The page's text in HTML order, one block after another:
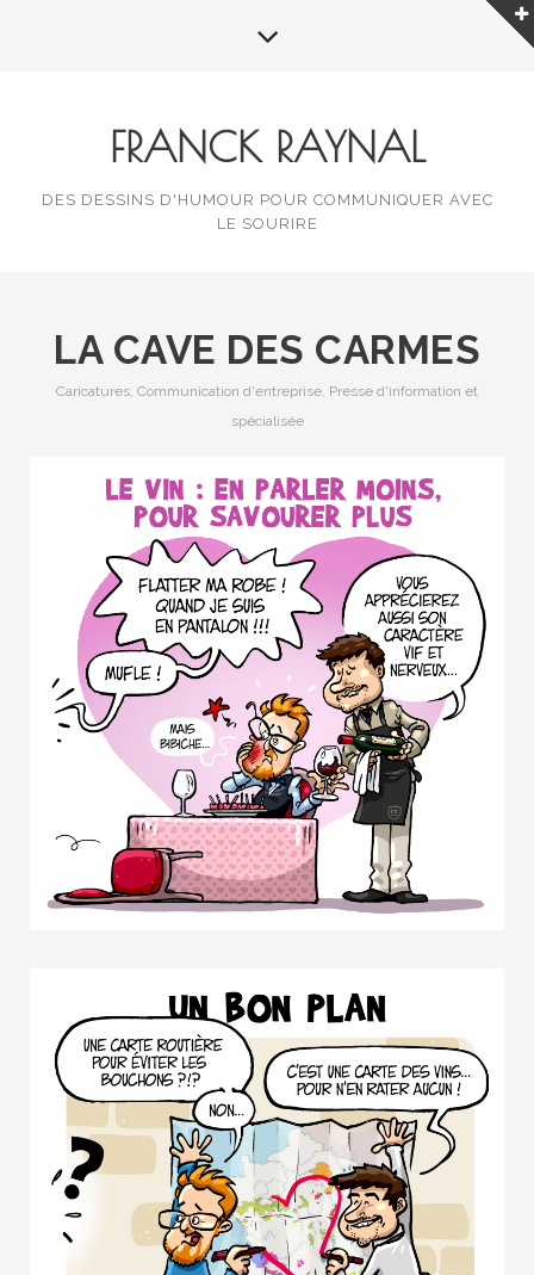
FRANCK RAYNAL
DES DESSINS D'HUMOUR POUR COMMUNIQUER AVEC
LE SOURIRE
LA CAVE DES CARMES
Caricatures, Communication d'entreprise, Presse d'information et
spécialisée